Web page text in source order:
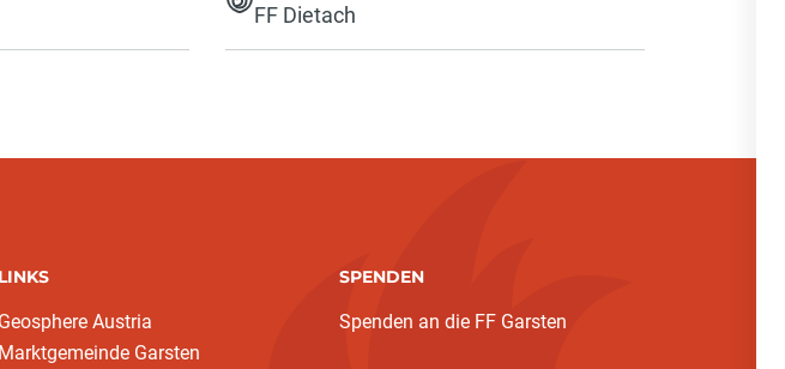
FF Dietach
LINKS
Geosphere Austria
Marktgemeinde Garsten
SPENDEN
Spenden an die FF Garsten